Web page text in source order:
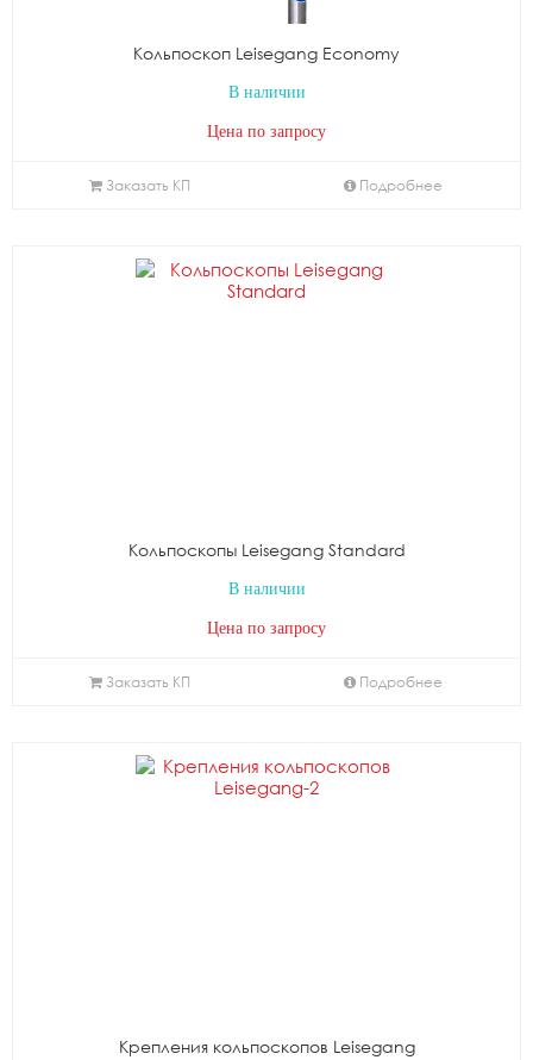
Кольпоскоп Leisegang Economy
В наличии
Цена по запросу
Заказать КП Подробнее
Кольпоскопы Leisegang Standard
В наличии
Цена по запросу
Заказать КП Подробнее
Крепления кольпоскопов Leisegang